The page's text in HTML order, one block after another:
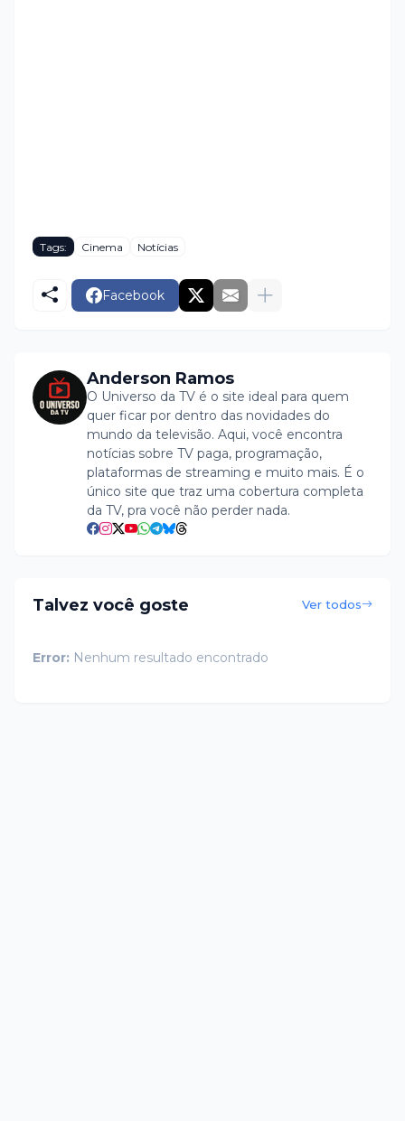
Tags: Cinema Notícias
Facebook
Anderson Ramos
O Universo da TV é o site ideal para quem
quer ficar por dentro das novidades do
mundo da televisão. Aqui, você encontra
notícias sobre TV paga, programação,
plataformas de streaming e muito mais. É o
único site que traz uma cobertura completa
da TV, pra você não perder nada.
Talvez você goste Ver todos
Error: Nenhum resultado encontrado